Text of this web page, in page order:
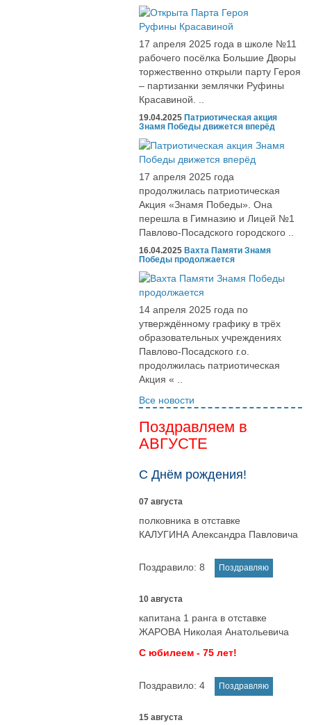
17 апреля 2025 года в школе №11
рабочего посёлка Большие Дворы
торжественно открыли парту Героя
– партизанки землячки Руфины
Красавиной. ..
19.04.2025 Патриотическая акция
Знамя Победы движется вперёд
17 апреля 2025 года
продолжилась патриотическая
Акция «Знамя Победы». Она
перешла в Гимназию и Лицей №1
Павлово-Посадского городского ..
16.04.2025 Вахта Памяти Знамя
Победы продолжается
14 апреля 2025 года по
утверждённому графику в трёх
образовательных учреждениях
Павлово-Посадского г.о.
продолжилась патриотическая
Акция « ..
Все новости
Поздравляем в
АВГУСТЕ
С Днём рождения!
07 августа
полковника в отставке
КАЛУГИНА Александра Павловича
Поздравило: 8
10 августа
капитана 1 ранга в отставке
ЖАРОВА Николая Анатольевича
С юбилеем - 75 лет!
Поздравило: 4
15 августа